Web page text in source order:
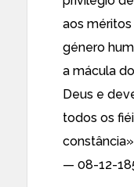
aos méritos
género
a mácula
Deus e
todos os
— 08-12-